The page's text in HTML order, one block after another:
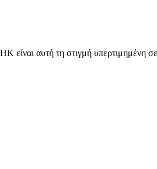
αυτή τη στιγμή υπερτιμημένη